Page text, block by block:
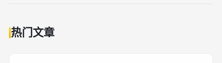
热门文章